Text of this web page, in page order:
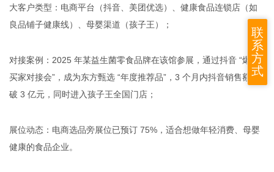
大客户类型：电商平台（抖音、美团优选）、健康食品连锁店（如
良品铺子健康线）、母婴渠道（孩子王）；
对接案例：2025 年某益生菌零食品牌在该馆参展，通过抖音 “爆品
买家对接会”，成为东方甄选 “年度推荐品”，3 个月内抖音销售额突
破 3 亿元，同时进入孩子王全国门店；
展位动态：电商选品旁展位已预订 75%，适合想做年轻消费、母婴
健康的食品企业。
联
系
方
式